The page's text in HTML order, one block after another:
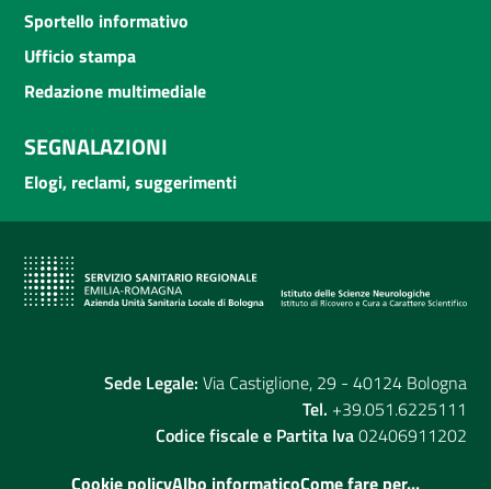
Sportello informativo
Ufficio stampa
Redazione multimediale
SEGNALAZIONI
Elogi, reclami, suggerimenti
Sede Legale: Via Castiglione, 29 - 40124 Bologna
Tel. +39.051.6225111
Codice fiscale e Partita Iva02406911202
Cookie policyAlbo informaticoCome fare per...